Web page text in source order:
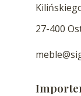
27-400